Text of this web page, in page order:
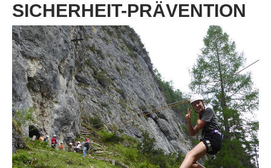
SICHERHEIT-PRÄVENTION